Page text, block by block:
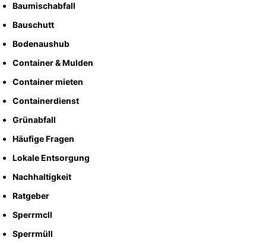
Baumischabfall
Bauschutt
Bodenaushub
Container & Mulden
Container mieten
Containerdienst
Grünabfall
Häufige Fragen
Lokale Entsorgung
Nachhaltigkeit
Ratgeber
Sperrmcll
Sperrmüll